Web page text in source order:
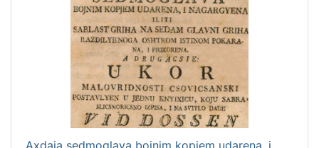
Axdaja sedmoglava bojnim kopjem udarena, i